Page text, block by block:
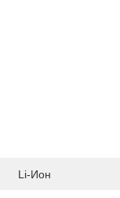
Li-Ион